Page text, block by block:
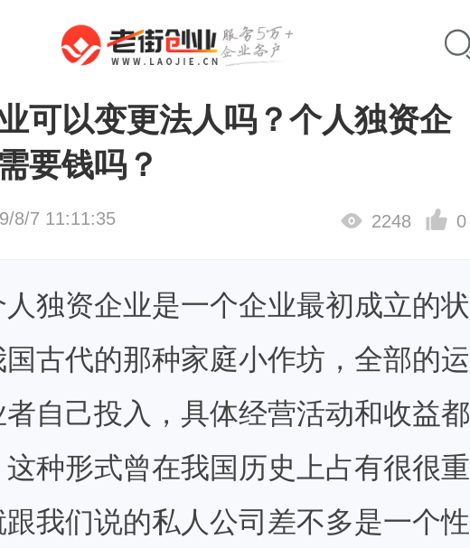
法人代表变更
可以变更法人吗？个人独资企
要钱吗？
8/7 11:11:35 2248 0
人独资企业是一个企业最初成立的状
古代的那种家庭小作坊，全部的运
自己投入，具体经营活动和收益都
种形式曾在我国历史上占有很很重
我们说的私人公司差不多是一个性